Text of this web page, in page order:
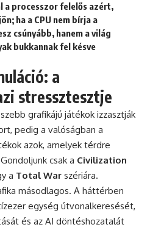
a processzor felelős azért,
ha a CPU nem bírja a
csúnyább, hanem a világ
bukkannak fel késve
a
stressztesztje
grafikájú játékok izzasztják
pedig a valóságban a
azok, amelyek térdre
csak a Civilization
a Total War szériára.
másodlagos. A háttérben
egység útvonalkeresését,
és az AI döntéshozatalát